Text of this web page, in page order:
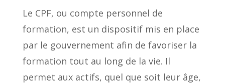
Le CPF, ou compte personnel de
formation, est un dispositif mis en place
par le gouvernement afin de favoriser la
formation tout au long de la vie. Il
permet aux actifs, quel que soit leur âge,